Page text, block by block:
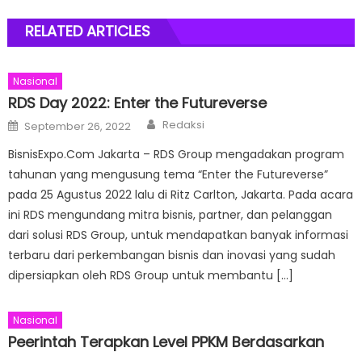
RELATED ARTICLES
Nasional
RDS Day 2022: Enter the Futureverse
Posted
on
September 26, 2022 Author
Redaksi
BisnisExpo.Com Jakarta – RDS Group mengadakan program
tahunan yang mengusung tema “Enter the Futureverse”
pada 25 Agustus 2022 lalu di Ritz Carlton, Jakarta. Pada acara
ini RDS mengundang mitra bisnis, partner, dan pelanggan
dari solusi RDS Group, untuk mendapatkan banyak informasi
terbaru dari perkembangan bisnis dan inovasi yang sudah
dipersiapkan oleh RDS Group untuk membantu […]
Nasional
Peerintah Terapkan Level PPKM Berdasarkan